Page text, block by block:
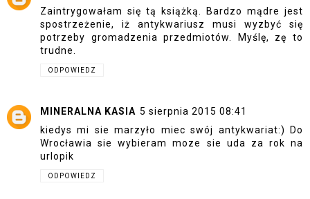
Zaintrygowałam się tą książką. Bardzo mądre jest
spostrzeżenie, iż antykwariusz musi wyzbyć się
potrzeby gromadzenia przedmiotów. Myślę, zę to
trudne.
ODPOWIEDZ
MINERALNA KASIA 5 sierpnia 2015 08:41
kiedys mi sie marzyło miec swój antykwariat:) Do
Wrocławia sie wybieram moze sie uda za rok na
urlopik
ODPOWIEDZ